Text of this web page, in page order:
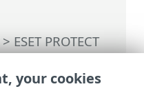
>ESET PROTECT
del
>
de otro servidor
your cookies